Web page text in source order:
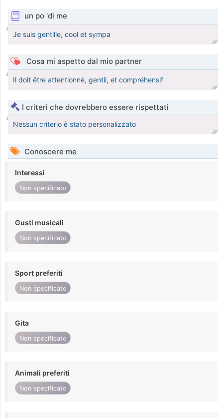
un po 'di me
Je suis gentille, cool et sympa
Cosa mi aspetto dal mio partner
Il doit être attentionné, gentil, et compréhensif
I criteri che dovrebbero essere rispettati
Nessun criterio è stato personalizzato
Conoscere me
Interessi
Non specificato
Gusti musicali
Non specificato
Sport preferiti
Non specificato
Gita
Non specificato
Animali preferiti
Non specificato